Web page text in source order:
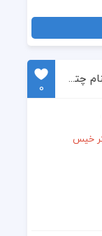
دانلود آهنگ جدید حامد همایون بنام چتر خیس
0